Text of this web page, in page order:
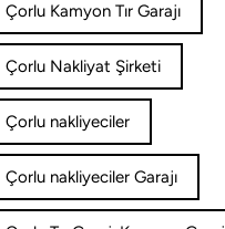
Çorlu Kamyon Tır Garajı
Çorlu Nakliyat Şirketi
Çorlu nakliyeciler
Çorlu nakliyeciler Garajı